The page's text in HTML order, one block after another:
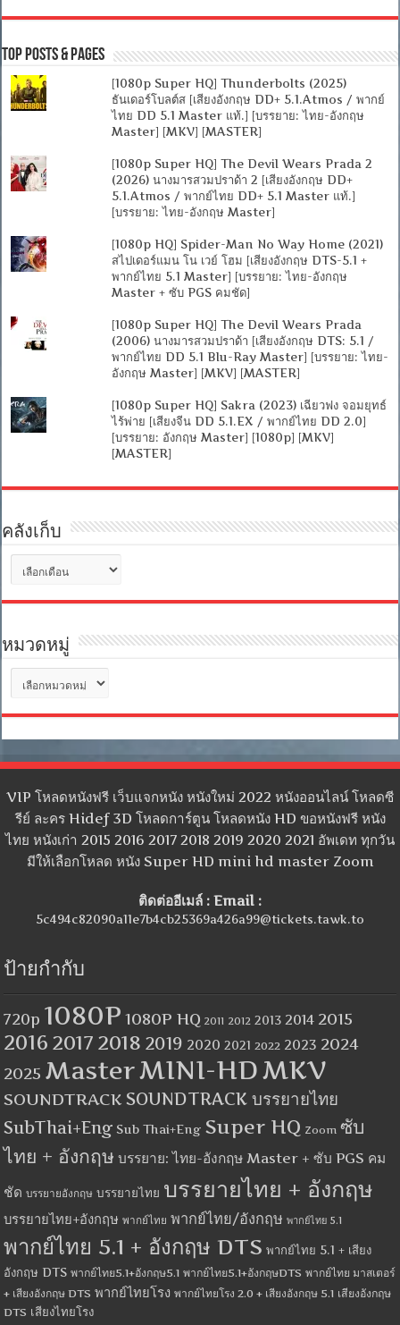
Top Posts & Pages
[1080p Super HQ] Thunderbolts (2025)
ธันเดอร์โบลต์ส [เสียงอังกฤษ DD+ 5.1.Atmos / พากย์
ไทย DD 5.1 Master แท้.] [บรรยาย: ไทย-อังกฤษ
Master] [MKV] [MASTER]
[1080p Super HQ] The Devil Wears Prada 2
(2026) นางมารสวมปราด้า 2 [เสียงอังกฤษ DD+
5.1.Atmos / พากย์ไทย DD+ 5.1 Master แท้.]
[บรรยาย: ไทย-อังกฤษ Master]
[1080p HQ] Spider-Man No Way Home (2021)
สไปเดอร์แมน โน เวย์ โฮม [เสียงอังกฤษ DTS-5.1 +
พากย์ไทย 5.1 Master] [บรรยาย: ไทย-อังกฤษ
Master + ซับ PGS คมชัด]
[1080p Super HQ] The Devil Wears Prada
(2006) นางมารสวมปราด้า [เสียงอังกฤษ DTS: 5.1 /
พากย์ไทย DD 5.1 Blu-Ray Master] [บรรยาย: ไทย-
อังกฤษ Master] [MKV] [MASTER]
[1080p Super HQ] Sakra (2023) เฉียวฟง จอมยุทธ์
ไร้พ่าย [เสียงจีน DD 5.1.EX / พากย์ไทย DD 2.0]
[บรรยาย: อังกฤษ Master] [1080p] [MKV]
[MASTER]
คลังเก็บ
เก็บ
หมวดหมู่
หมู่
VIP โหลดหนังฟรี เว็บแจกหนัง หนังใหม่ 2022 หนังออนไลน์ โหลดซี
รีย์ ละคร Hidef 3D โหลดการ์ตูน โหลดหนัง HD ขอหนังฟรี หนัง
ไทย หนังเก่า 2015 2016 2017 2018 2019 2020 2021 อัพเดท ทุกวัน
มีให้เลือกโหลด หนัง Super HD mini hd master Zoom
ติดต่ออีเมล์ : Email :
5c494c82090a11e7b4cb25369a426a99@tickets.tawk.to
ป้ายกำกับ
720p 1080P 1080P HQ 2011 2012 2013 2014 2015
2016 2017 2018 2019 2020 2021 2022 2023 2024
2025 MasterMINI-HDMKV
SOUNDTRACK SOUNDTRACK บรรยายไทย
SubThai+Eng Sub Thai+Eng Super HQ Zoom ซับ
ไทย + อังกฤษ บรรยาย: ไทย-อังกฤษ Master + ซับ PGS คม
ชัด บรรยายอังกฤษ บรรยายไทย บรรยายไทย + อังกฤษ
บรรยายไทย+อังกฤษ พากย์ไทย พากย์ไทย/อังกฤษ พากย์ไทย 5.1
พากย์ไทย 5.1 + อังกฤษ DTS พากย์ไทย 5.1 + เสียง
อังกฤษ DTS พากย์ไทย5.1+อังกฤษ5.1 พากย์ไทย5.1+อังกฤษDTS พากย์ไทย มาสเตอร์
+ เสียงอังกฤษ DTS พากย์ไทยโรง พากย์ไทยโรง 2.0 + เสียงอังกฤษ 5.1 เสียงอังกฤษ
DTS เสียงไทยโรง